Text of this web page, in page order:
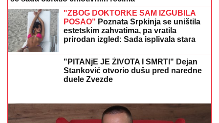
"ZBOG DOKTORKE SAM IZGUBILA
POSAO" Poznata Srpkinja se uništila
estetskim zahvatima, pa vratila
prirodan izgled: Sada isplivala stara
"PITANjE JE ŽIVOTA I SMRTI" Dejan
Stanković otvorio dušu pred naredne
duele Zvezde